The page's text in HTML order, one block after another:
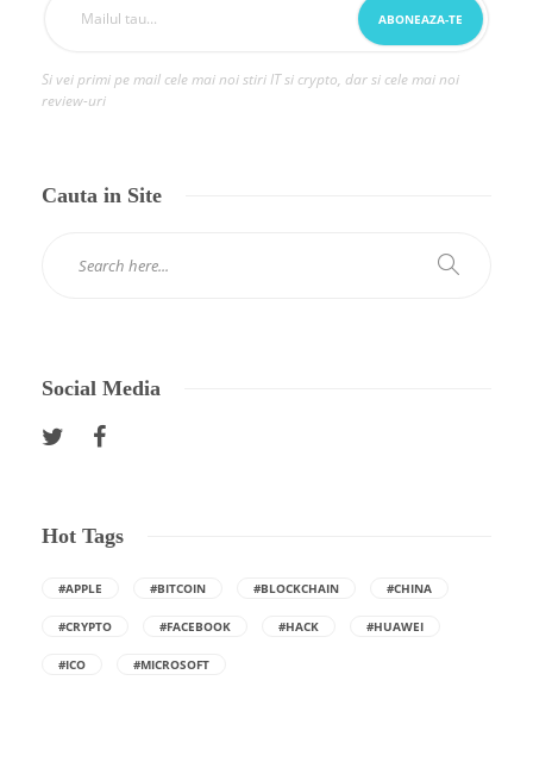
Si vei primi pe mail cele mai noi stiri IT si crypto, dar si cele mai noi
review-uri
Cauta in Site
Social Media
Hot Tags
#APPLE #BITCOIN #BLOCKCHAIN #CHINA
#CRYPTO #FACEBOOK #HACK #HUAWEI
#ICO #MICROSOFT